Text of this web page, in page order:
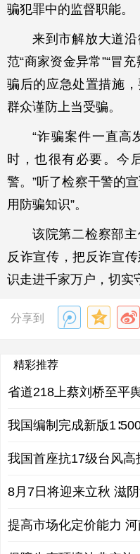
骗犯罪中的监督职能。
来到市解放大道
范“商家资金异常”“冒
骗后的应急处置措施
群众谨防上当受骗。
“诈骗案件一直高
时，也很有必要。今
警。”听了检察干警的
用防骗知识”。
该院第二检察部
反诈宣传，把反诈宣
识走进千家万户，切实
分享到
精彩推荐
省道218上蔡刘桥至平
我国编制完成新版
我国首座抗17级台风
8月7日将迎来立秋 滋
提高市场化定价能力